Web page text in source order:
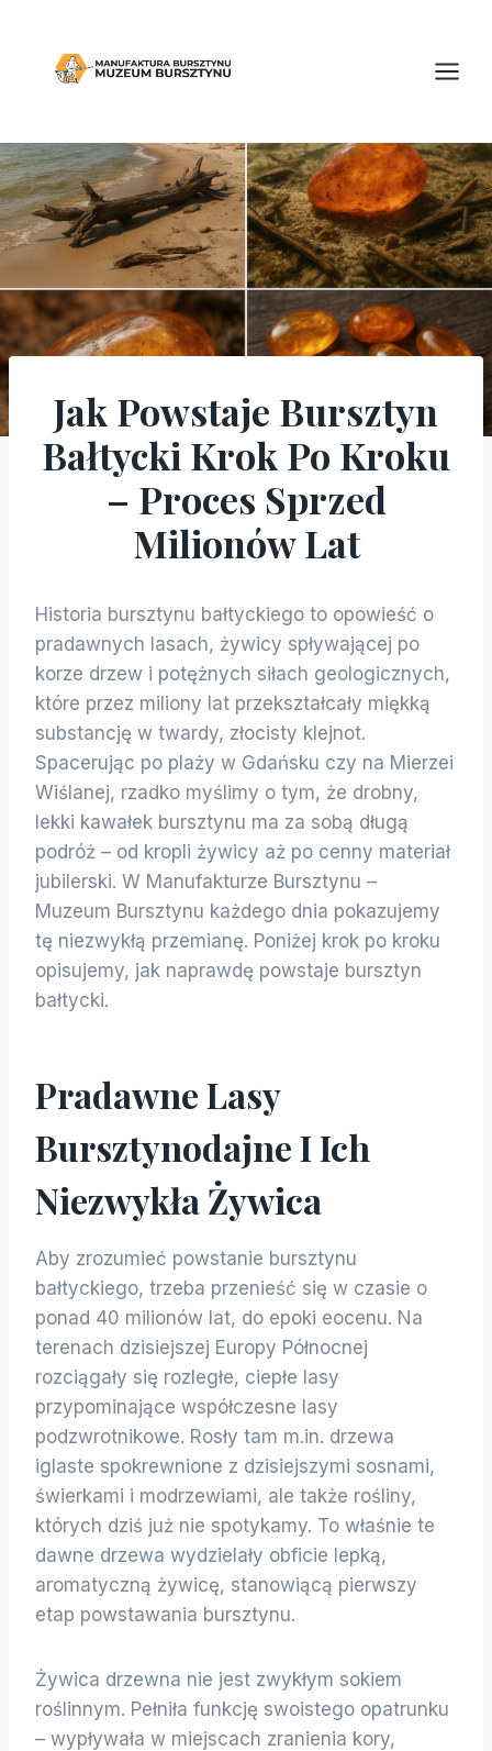
BLOG
Jak Powstaje Bursztyn
Bałtycki Krok Po Kroku
– Proces Sprzed
Milionów Lat
Historia bursztynu bałtyckiego to opowieść o
pradawnych lasach, żywicy spływającej po
korze drzew i potężnych siłach geologicznych,
które przez miliony lat przekształcały miękką
substancję w twardy, złocisty klejnot.
Spacerując po plaży w Gdańsku czy na Mierzei
Wiślanej, rzadko myślimy o tym, że drobny,
lekki kawałek bursztynu ma za sobą długą
podróż – od kropli żywicy aż po cenny materiał
jubilerski. W Manufakturze Bursztynu –
Muzeum Bursztynu każdego dnia pokazujemy
tę niezwykłą przemianę. Poniżej krok po kroku
opisujemy, jak naprawdę powstaje bursztyn
bałtycki.
Pradawne Lasy
Bursztynodajne I Ich
Niezwykła Żywica
Aby zrozumieć powstanie bursztynu
bałtyckiego, trzeba przenieść się w czasie o
ponad 40 milionów lat, do epoki eocenu. Na
terenach dzisiejszej Europy Północnej
rozciągały się rozległe, ciepłe lasy
przypominające współczesne lasy
podzwrotnikowe. Rosły tam m.in. drzewa
iglaste spokrewnione z dzisiejszymi sosnami,
świerkami i modrzewiami, ale także rośliny,
których dziś już nie spotykamy. To właśnie te
dawne drzewa wydzielały obficie lepką,
aromatyczną żywicę, stanowiącą pierwszy
etap powstawania bursztynu.
Żywica drzewna nie jest zwykłym sokiem
roślinnym. Pełniła funkcję swoistego opatrunku
– wypływała w miejscach zranienia kory,